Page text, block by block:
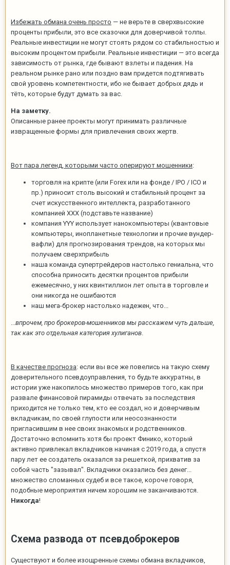
Избежать обмана очень просто — не верьте в сверхвысокие
проценты прибыли, это все сказочки для доверчивой толпы.
Реальные инвестиции не могут стоять рядом со стабильностью и
высоким процентом прибыли. Реальные инвестиции — это всегда
зависимость от рынка, где бывают взлеты и падения. На
реальном рынке рано или поздно вам придется подтягивать
свой уровень компетентности, ибо не бывает добрых дядь и
тёть, которые будут думать за вас.
На заметку.
Описанные ранее проекты могут принимать различные
извращенные формы для привлечения своих жертв.
Вот пара легенд, которыми часто оперируют мошенники:
торговля на крипте (или Forex или на фонде / IPO / ICO и
пр.) приносит столь высокий и стабильный процент за
счет искусственного интеллекта, разработанного
компанией ХХХ (подставьте название)
компания YYY использует нанокомпьютеры (квантовые
компьютеры, инопланетные технологии и прочие вундер-
вафли) для прогнозирования трендов, на которых мы
получаем сверхприбыль
наша команда супертрейдеров настолько гениальна, что
способна приносить десятки процентов прибыли
ежемесячно, у них квинтиллион лет опыта в торговле и
они никогда не ошибаются
наш мега-брокер настолько надежен, что...
впрочем, про брокеров-мошенников мы расскажем чуть дальше,
так как это отдельная категория хулиганов
В качестве прогноза: если вы все же повелись на такую схему
доверительного псевдоуправления, то будьте аккуратны, в
истории уже накопилось множество примеров того, как при
развале финансовой пирамиды отвечать за последствия
приходится не только тем, кто ее создал, но и доверчивым
вкладчикам, по своей глупости или неосознанности
пригласившим в нее своих знакомых и родственников.
Достаточно вспомнить хотя бы проект Финико, который
активно привлекал вкладчиков начиная с 2019 года, а спустя
пару лет ее создатель оказался за решеткой, прихватив за
собой часть "зазывал". Вкладчики оказались без денег...
множество сломанных судеб и все такое, короче говоря,
подобные мероприятия ничем хорошим не заканчиваются.
Никогда!
Схема развода от псевдоброкеров
Существуют и более изощренные схемы обмана вкладчиков,